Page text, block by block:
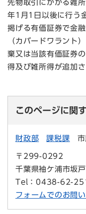
先物取引にかかる雑
年1月1日以後に行う
掲げる有価証券で金
（カバードワラント
棄又は当該有価証券
得及び雑所得が追加
このページに関
財政部 課税課
〒299-0292
千葉県袖ケ浦市坂
Tel：0438-62-
フォームでのお問